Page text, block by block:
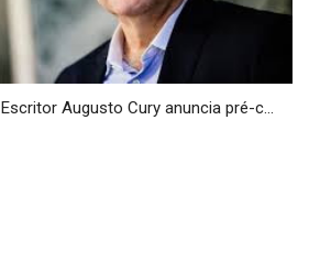
Escritor Augusto Cury anuncia pré-c...